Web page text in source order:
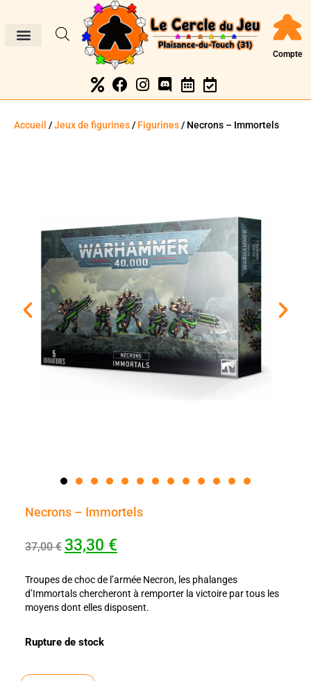
Compte
Accueil /Jeux de figurines/ Figurines/ Necrons – Immortels
Necrons – Immortels
37,00€ 33,30 €
Troupes de choc de l’armée Necron, les phalanges
d’Immortals chercheront à remporter la victoire par tous les
moyens dont elles disposent.
Rupture de stock